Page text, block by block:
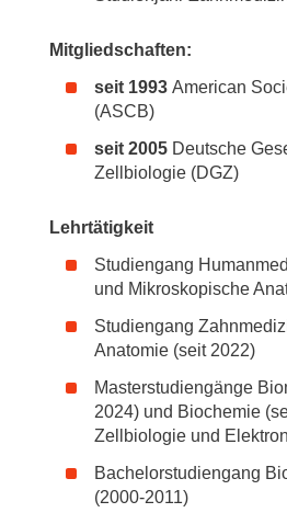
Mitgliedschaften:
seit 1993 American
(ASCB)
seit 2005 Deutsche
Zellbiologie (DGZ)
Lehrtätigkeit
Studiengang
und Mikroskopische
Studiengang
Anatomie (seit 2022)
Masterstudiengänge
2024) und Biochemie
Zellbiologie und
Bachelorstudiengang
(2000-2011)